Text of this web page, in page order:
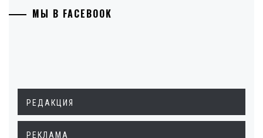
МЫ В FACEBOOK
РЕДАКЦИЯ
РЕКЛАМА